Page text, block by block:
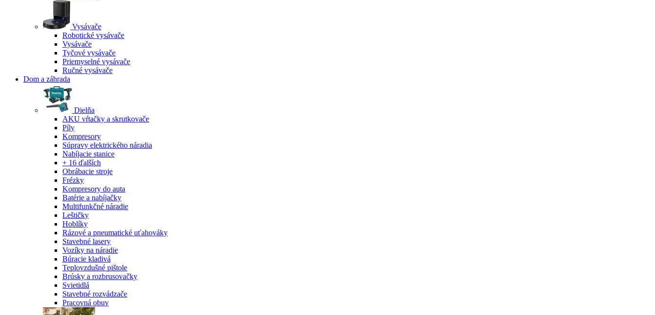
Vysávače
Robotické vysávače
Vysávače
Tyčové vysávače
Priemyselné vysávače
Ručné vysávače
Dom a záhrada
Dielňa
AKU vŕtačky a skrutkovače
Píly
Kompresory
Súpravy elektrického náradia
Nabíjacie stanice
+ 16 ďalších
Obrábacie stroje
Frézky
Kompresory do auta
Batérie a nabíjačky
Multifunkčné náradie
Leštičky
Hoblíky
Rázové a pneumatické uťahováky
Stavebné lasery
Vozíky na náradie
Búracie kladivá
Teplovzdušné pištole
Brúsky a rozbrusovačky
Svietidlá
Stavebné rozvádzače
Pracovná obuv